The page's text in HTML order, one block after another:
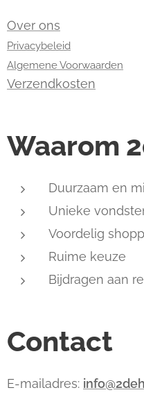
Over ons
Privacybeleid
Algemene Voorwaarden
Verzendkosten
Waarom
Duurzaam en
Unieke
Voordelig
Ruime keuze
Bijdragen aan
Contact
E-mailadres: